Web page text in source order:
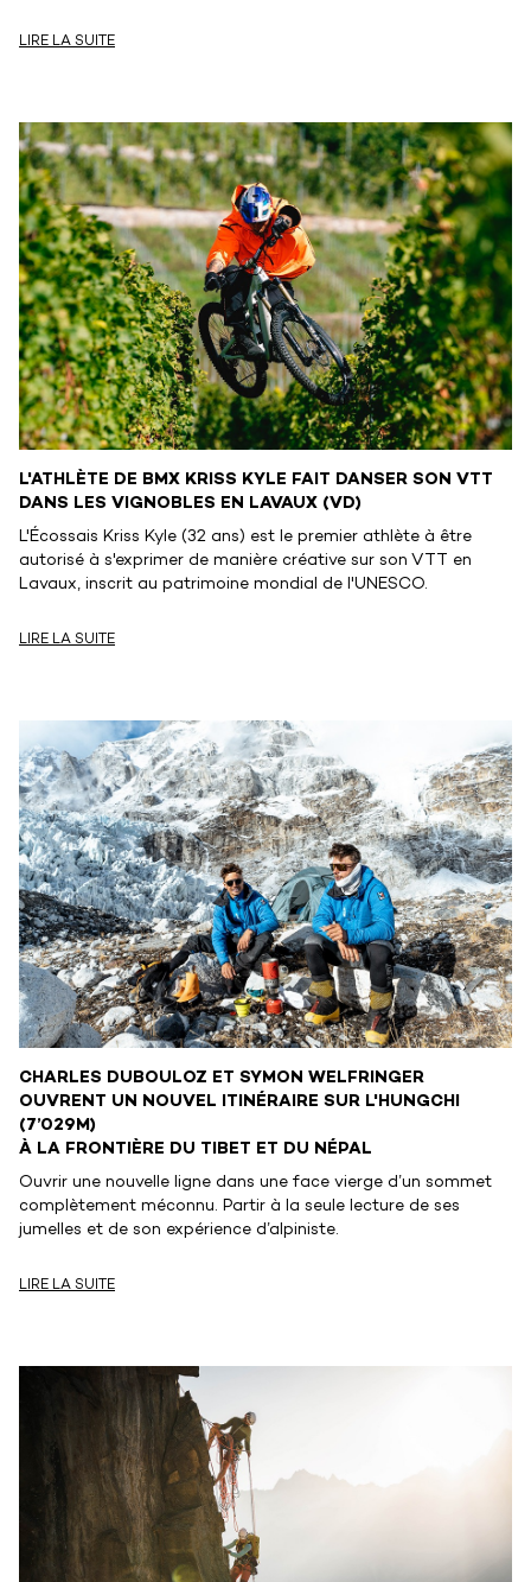
LIRE LA SUITE
L'ATHLÈTE DE BMX KRISS KYLE FAIT DANSER SON VTT
DANS LES VIGNOBLES EN LAVAUX (VD)
L'Écossais Kriss Kyle (32 ans) est le premier athlète à être
autorisé à s'exprimer de manière créative sur son VTT en
Lavaux, inscrit au patrimoine mondial de l'UNESCO.
LIRE LA SUITE
CHARLES DUBOULOZ ET SYMON WELFRINGER
OUVRENT UN NOUVEL ITINÉRAIRE SUR L'HUNGCHI
(7’029M)
À LA FRONTIÈRE DU TIBET ET DU NÉPAL
Ouvrir une nouvelle ligne dans une face vierge d’un sommet
complètement méconnu. Partir à la seule lecture de ses
jumelles et de son expérience d’alpiniste.
LIRE LA SUITE